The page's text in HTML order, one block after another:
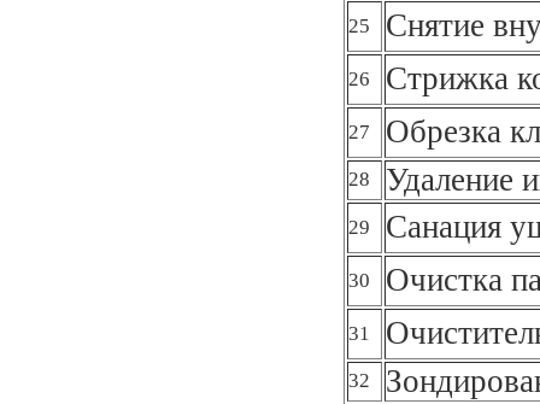
25 Снятие
26 Стрижка
27 Обрезка
28 Удаление
29 Санация
30 Очистка
31
32